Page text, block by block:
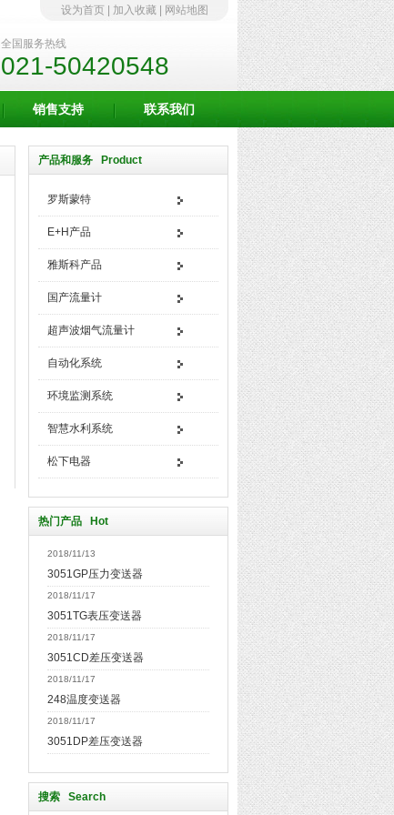
设为首页| 加入收藏| 网站地图
全国服务热线
021-50420548
销售支持 联系我们
产品和服务 Product
罗斯蒙特
E+H产品
雅斯科产品
国产流量计
超声波烟气流量计
自动化系统
环境监测系统
智慧水利系统
松下电器
热门产品 Hot
2018/11/13
3051GP压力变送器
2018/11/17
3051TG表压变送器
2018/11/17
3051CD差压变送器
2018/11/17
248温度变送器
2018/11/17
3051DP差压变送器
搜索 Search